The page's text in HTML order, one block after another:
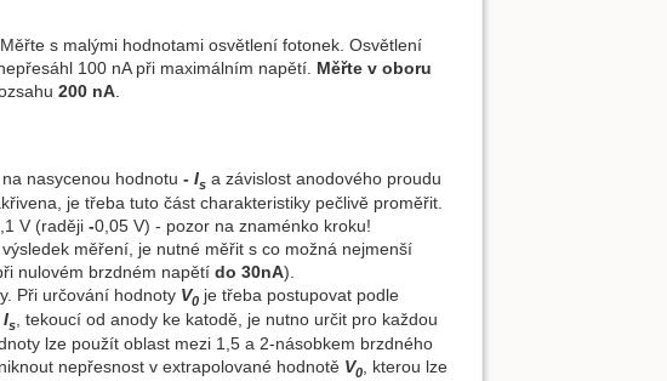
s malými hodnotami osvětlení fotonek. Osvětlení
100 nA při maximálním napětí. Měřte v oboru
200 nA.
na nasycenou hodnotu - Is a závislost anodového proudu
je třeba tuto část charakteristiky pečlivě proměřit.
V (raději -0,05 V) - pozor na znaménko kroku!
měření, je nutné měřit s co možná nejmenší
nulovém brzdném napětí do 30nA).
Při určování hodnoty V0 je třeba postupovat podle
Is, tekoucí od anody ke katodě, je nutno určit pro každou
lze použít oblast mezi 1,5 a 2-násobkem brzdného
nepřesnost v extrapolované hodnotě V0
, kterou lze